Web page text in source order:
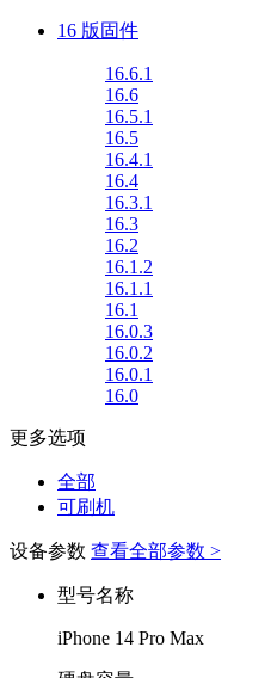
16 版固件
16.6.1
16.6
16.5.1
16.5
16.4.1
16.4
16.3.1
16.3
16.2
16.1.2
16.1.1
16.1
16.0.3
16.0.2
16.0.1
16.0
更多选项
全部
可刷机
设备参数 查看全部参数 >
型号名称
iPhone 14 Pro Max